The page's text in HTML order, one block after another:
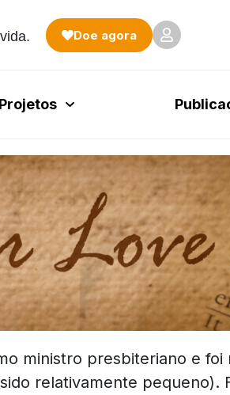
Doe agora
Projetos
ministro presbiteriano e foi
relativamente pequeno).